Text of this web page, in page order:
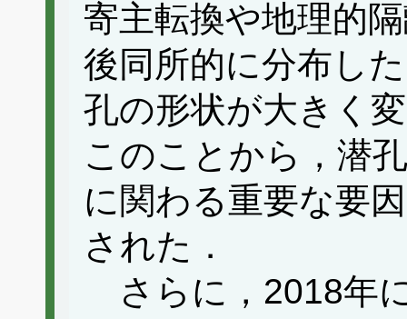
寄主転換や地理的
後同所的に分布し
孔の形状が大きく
このことから，潜
に関わる重要な要
された．
さらに，2018年